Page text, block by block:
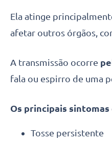
Ela atinge
afetar outros órgãos,
A transmissão ocorre
fala ou espirro de uma
Os principais
Tosse persistente